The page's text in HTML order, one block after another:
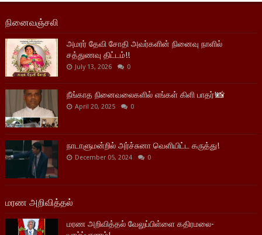
நினைவஞ்சலி
அமரர் தேவி சோதி அவர்களின் நினைவு நாளில்
சத்துணவு திட்டம்!!
July 13, 2026 0
நீங்காத நினைவலைகளில் எங்கள் கிளி பாதர்!📸
April 20, 2025 0
நாடாளுமன்றில் அர்ச்சுனா வெளியிட்ட கருத்து!
December 05, 2024 0
மரண அறிவித்தல்
மரண அறிவித்தல் வேலுப்பிள்ளை கதிரமலை-